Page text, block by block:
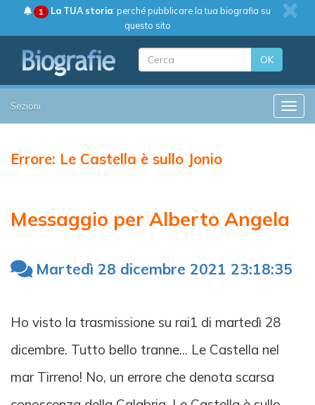
1 La TUA storia: perché pubblicare la tua biografia su
questo sito
OK
Sezioni
Errore: Le Castella è sullo Jonio
Messaggio per Alberto Angela
Martedì 28 dicembre 2021 23:18:35
Ho visto la trasmissione su rai1 di martedì 28
dicembre. Tutto bello tranne... Le Castella nel
mar Tirreno! No, un errore che denota scarsa